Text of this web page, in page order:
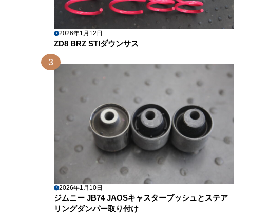
2026年1月12日
ZD8 BRZ STIダウンサス
3
2026年1月10日
ジムニー JB74 JAOSキャスターブッシュとステア
リングダンパー取り付け